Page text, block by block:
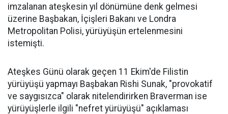
imzalanan ateşkesin yıl dönümüne denk gelmesi
üzerine Başbakan, İçişleri Bakanı ve Londra
Metropolitan Polisi, yürüyüşün ertelenmesini
istemişti.
Ateşkes Günü olarak geçen 11 Ekim'de Filistin
yürüyüşü yapmayı Başbakan Rishi Sunak, "provokatif
ve saygısızca" olarak nitelendirirken Braverman ise
yürüyüşlerle ilgili "nefret yürüyüşü" açıklaması